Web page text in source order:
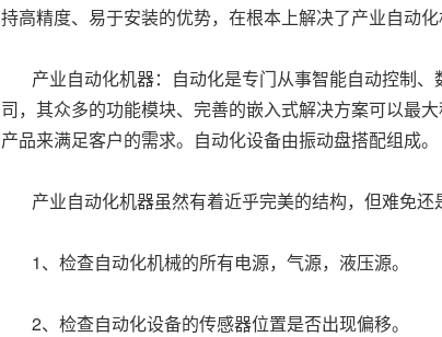
持高精度、易于安装的优势，在根本上解决了产业自动化
产业自动化机器：自动化是专门从事智能自动控制、
司，其众多的功能模块、完善的嵌入式解决方案可以最
产品来满足客户的需求。自动化设备由振动盘搭配组成。
产业自动化机器虽然有着近乎完美的结构，但难免还
1、检查自动化机械的所有电源，气源，液压源。
2、检查自动化设备的传感器位置是否出现偏移。